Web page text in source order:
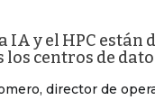
IA y el HPC están
los centros de
director de